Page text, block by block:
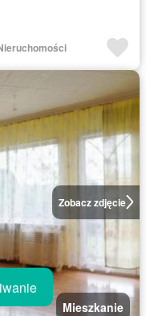
Zobacz zdjęcie
Mieszkanie